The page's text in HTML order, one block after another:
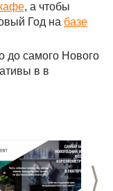
, а чтобы
Год на базе
до самого Нового
в в
>